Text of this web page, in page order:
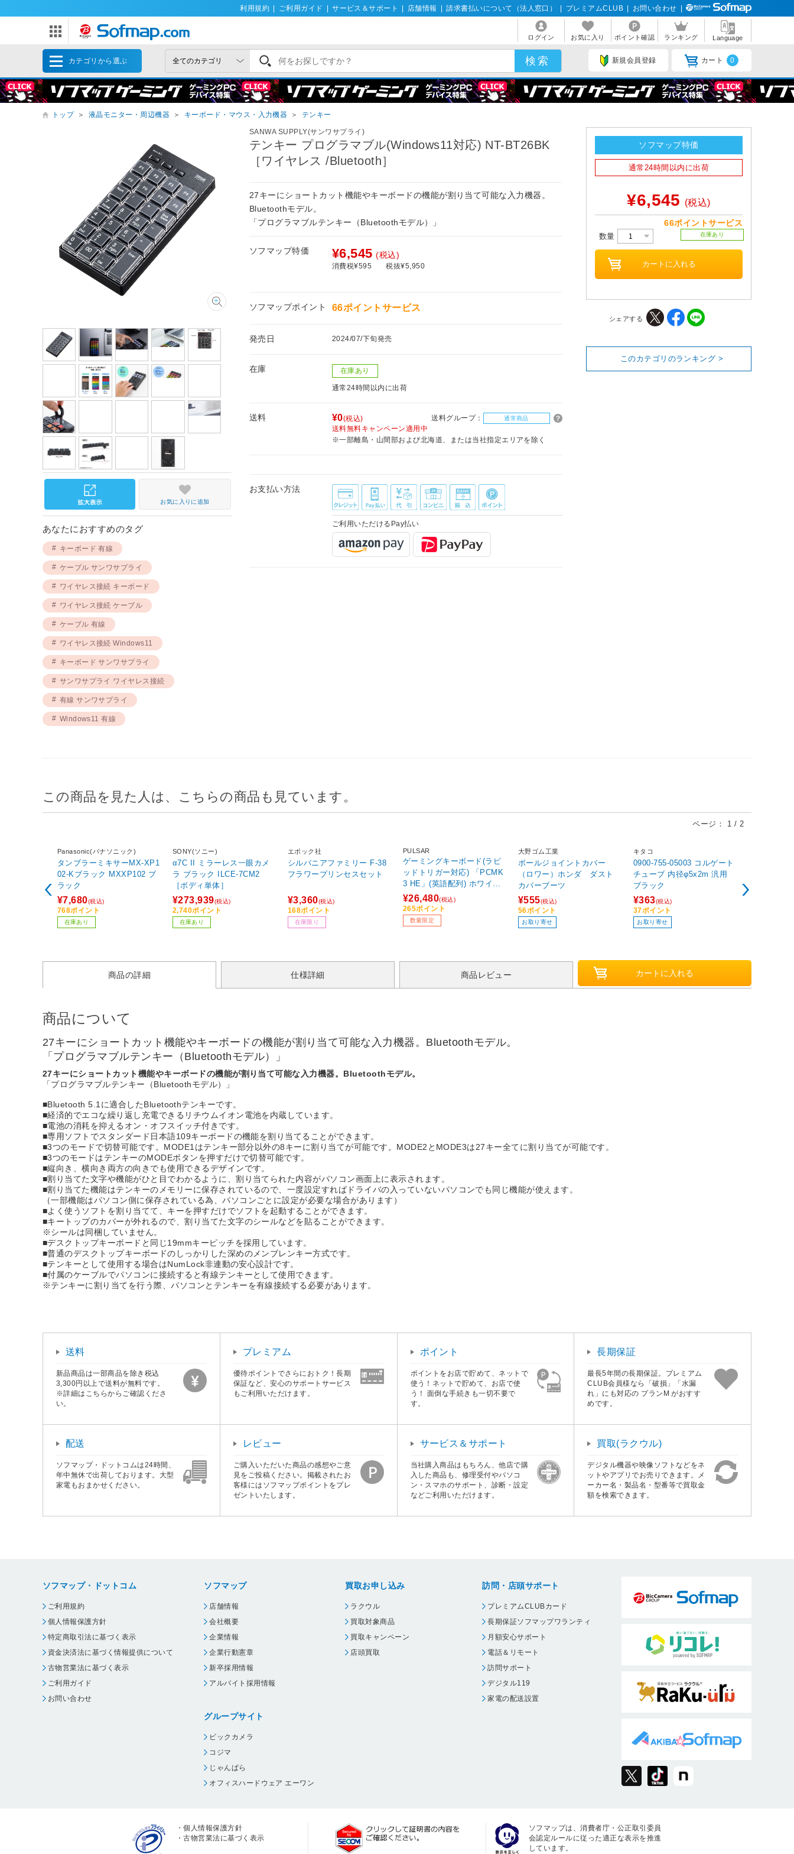
利用規約 ご利用ガイド サービス＆サポート 店舗情報 請求書払いについて（法人窓口） プレミアムCLUB お問い合わせ
ログイン お気に入り ポイント確認 ランキング Language
カテゴリから選ぶ 新規会員登録 カート 0
トップ ＞ 液晶モニター・周辺機器 ＞ キーボード・マウス・入力機器 ＞ テンキー
SANWA SUPPLY(サンワサプライ)
テンキー プログラマブル(Windows11対応) NT-BT26BK
［ワイヤレス /Bluetooth］
27キーにショートカット機能やキーボードの機能が割り当て可能な入力機器。
Bluetoothモデル。
「プログラマブルテンキー（Bluetoothモデル）」
ソフマップ特価 ¥6,545 (税込)
消費税¥595 税抜¥5,950
ソフマップポイント 66ポイントサービス
発売日 2024/07/下旬発売
在庫 在庫あり
通常24時間以内に出荷
送料 ¥0(税込) 送料グループ： 通常商品
送料無料キャンペーン適用中
※一部離島・山間部および北海道、または当社指定エリアを除く
お支払い方法
ご利用いただけるPay払い
お気に入りに追加
あなたにおすすめのタグ
キーボード 有線
ケーブル サンワサプライ
ワイヤレス接続 キーボード
ワイヤレス接続 ケーブル
ケーブル 有線
ワイヤレス接続 Windows11
キーボード サンワサプライ
サンワサプライ ワイヤレス接続
有線 サンワサプライ
Windows11 有線
ソフマップ特価
通常24時間以内に出荷
¥6,545 (税込)
66ポイントサービス
数量 在庫あり
シェアする
このカテゴリのランキング >
この商品を見た人は、こちらの商品も見ています。
ページ： 1 / 2
Panasonic(パナソニック)
タンブラーミキサーMX-XP1
02-Kブラック MXXP102 ブ
ラック
¥7,680(税込)
768ポイント
在庫あり
SONY(ソニー)
α7C II ミラーレス一眼カメ
ラ ブラック ILCE-7CM2
［ボディ単体］
¥273,939(税込)
2,740ポイント
在庫あり
エポック社
シルバニアファミリー F-38
フラワープリンセスセット
¥3,360(税込)
168ポイント
在庫限り
PULSAR
ゲーミングキーボード(ラピ
ッドトリガー対応) 「PCMK
3 HE」(英語配列) ホワイト
PCMK3HE802 ［有線 /英語
配列 /磁気スイッチ］ 【sof
001】
¥26,480(税込)
265ポイント
数量限定
大野ゴム工業
ボールジョイントカバー
（ロワー）ホンダ ダスト
カバーブーツ
¥555(税込)
56ポイント
お取り寄せ
キタコ
0900-755-05003 コルゲート
チューブ 内径φ5x2m 汎用
ブラック
¥363(税込)
37ポイント
お取り寄せ
商品の詳細 仕様詳細 商品レビュー
商品について
27キーにショートカット機能やキーボードの機能が割り当て可能な入力機器。Bluetoothモデル。
「プログラマブルテンキー（Bluetoothモデル）」
27キーにショートカット機能やキーボードの機能が割り当て可能な入力機器。Bluetoothモデル。
「プログラマブルテンキー（Bluetoothモデル）」
■Bluetooth 5.1に適合したBluetoothテンキーです。
■経済的でエコな繰り返し充電できるリチウムイオン電池を内蔵しています。
■電池の消耗を抑えるオン・オフスイッチ付きです。
■専用ソフトでスタンダード日本語109キーボードの機能を割り当てることができます。
■3つのモードで切替可能です。MODE1はテンキー部分以外の8キーに割り当てが可能です。MODE2とMODE3は27キー全てに割り当てが可能です。
■3つのモードはテンキーのMODEボタンを押すだけで切替可能です。
■縦向き、横向き両方の向きでも使用できるデザインです。
■割り当てた文字や機能がひと目でわかるように、割り当てられた内容がパソコン画面上に表示されます。
■割り当てた機能はテンキーのメモリーに保存されているので、一度設定すればドライバの入っていないパソコンでも同じ機能が使えます。
（一部機能はパソコン側に保存されている為、パソコンごとに設定が必要な場合があります）
■よく使うソフトを割り当てて、キーを押すだけでソフトを起動することができます。
■キートップのカバーが外れるので、割り当てた文字のシールなどを貼ることができます。
※シールは同梱していません。
■デスクトップキーボードと同じ19mmキーピッチを採用しています。
■普通のデスクトップキーボードのしっかりした深めのメンブレンキー方式です。
■テンキーとして使用する場合はNumLock非連動の安心設計です。
■付属のケーブルでパソコンに接続すると有線テンキーとして使用できます。
※テンキーに割り当てを行う際、パソコンとテンキーを有線接続する必要があります。
送料
新品商品は一部商品を除き税込
3,300円以上で送料が無料です。
※詳細はこちらからご確認くださ
い。
プレミアム
優待ポイントでさらにおトク！長期
保証など、安心のサポートサービス
もご利用いただけます。
ポイント
ポイントをお店で貯めて、ネットで
使う！ネットで貯めて、お店で使
う！ 面倒な手続きも一切不要で
す。
長期保証
最長5年間の長期保証。プレミアム
CLUB会員様なら「破損」「水漏
れ」にも対応の プランM がおすす
めです。
配送
ソフマップ・ドットコムは24時間、
年中無休で出荷しております。大型
家電もおまかせください。
レビュー
ご購入いただいた商品の感想やご意
見をご投稿ください。掲載されたお
客様にはソフマップポイントをプレ
ゼントいたします。
サービス＆サポート
当社購入商品はもちろん、他店で購
入した商品も、修理受付やパソコ
ン・スマホのサポート、診断・設定
などご利用いただけます。
買取(ラクウル)
デジタル機器や映像ソフトなどをネ
ットやアプリでお売りできます。メ
ーカー名・製品名・型番等で買取金
額を検索できます。
ソフマップ・ドットコム
ご利用規約
個人情報保護方針
特定商取引法に基づく表示
資金決済法に基づく情報提供について
古物営業法に基づく表示
ご利用ガイド
お問い合わせ
ソフマップ
店舗情報
会社概要
企業情報
企業行動憲章
新卒採用情報
アルバイト採用情報
グループサイト
ビックカメラ
コジマ
じゃんぱら
オフィスハードウェア エーワン
買取お申し込み
ラクウル
買取対象商品
買取キャンペーン
店頭買取
訪問・店頭サポート
プレミアムCLUBカード
長期保証ソフマップワランティ
月額安心サポート
電話＆リモート
訪問サポート
デジタル119
家電の配送設置
・個人情報保護方針
・古物営業法に基づく表示
ソフマップは、消費者庁・公正取引委員
会認定ルールに従った適正な表示を推進
しています。